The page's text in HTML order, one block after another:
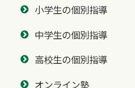
小学生の個別指導
中学生の個別指導
高校生の個別指導
オンライン塾